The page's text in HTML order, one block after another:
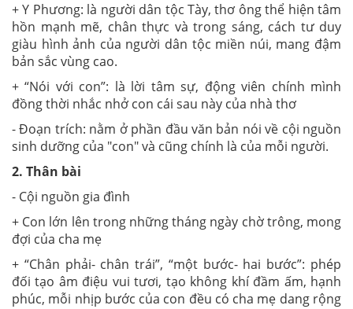
+ Y Phương: là người dân tộc Tày, thơ ông thể hiện tâm
hồn mạnh mẽ, chân thực và trong sáng, cách tư duy
giàu hình ảnh của người dân tộc miền núi, mang đậm
bản sắc vùng cao.
+ “Nói với con”: là lời tâm sự, động viên chính mình
đồng thời nhắc nhở con cái sau này của nhà thơ
- Đoạn trích: nằm ở phần đầu văn bản nói về cội nguồn
sinh dưỡng của "con" và cũng chính là của mỗi người.
2. Thân bài
- Cội nguồn gia đình
+ Con lớn lên trong những tháng ngày chờ trông, mong
đợi của cha mẹ
+ “Chân phải- chân trái”, “một bước- hai bước”: phép
đối tạo âm điệu vui tươi, tạo không khí đầm ấm, hạnh
phúc, mỗi nhịp bước của con đều có cha mẹ dang rộng